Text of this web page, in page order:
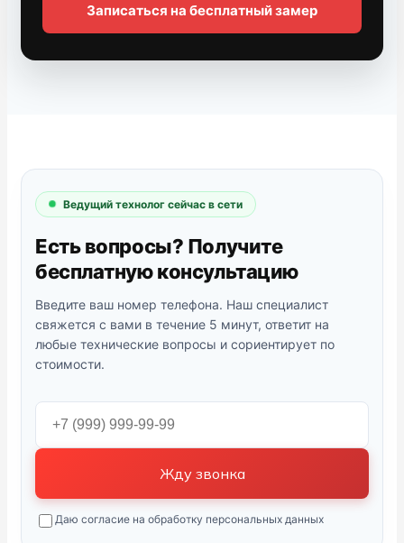
Записаться на бесплатный замер
Ведущий технолог сейчас в сети
Есть вопросы? Получите
бесплатную консультацию
Введите ваш номер телефона. Наш специалист
свяжется с вами в течение 5 минут, ответит на
любые технические вопросы и сориентирует по
стоимости.
Жду звонка
Даю согласие на обработку персональных данных